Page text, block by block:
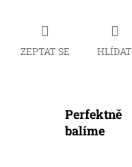
ZEPTAT SE HLÍDAT
Perfektně
balíme